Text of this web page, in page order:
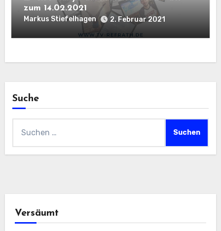
zum 14.02.2021
Markus Stiefelhagen 2. Februar 2021
Suche
nach:
Versäumt